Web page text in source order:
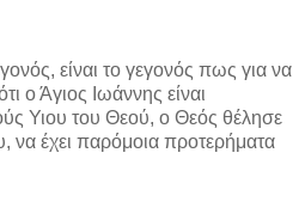
είναι το γεγονός πως για να
ο Άγιος Ιωάννης είναι
Υιου του Θεού, ο Θεός θέλησε
να έχει παρόμοια προτερήματα